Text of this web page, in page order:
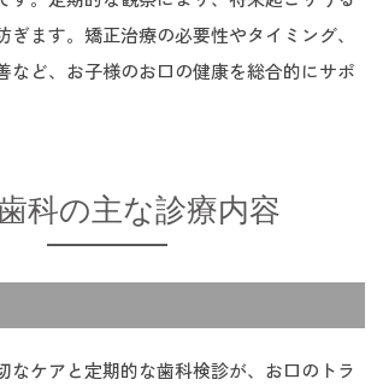
ぎます。矯正治療の必要性やタイミング、
など、お子様のお口の健康を総合的にサポ
科の主な診療内容
なケアと定期的な歯科検診が、お口のトラ